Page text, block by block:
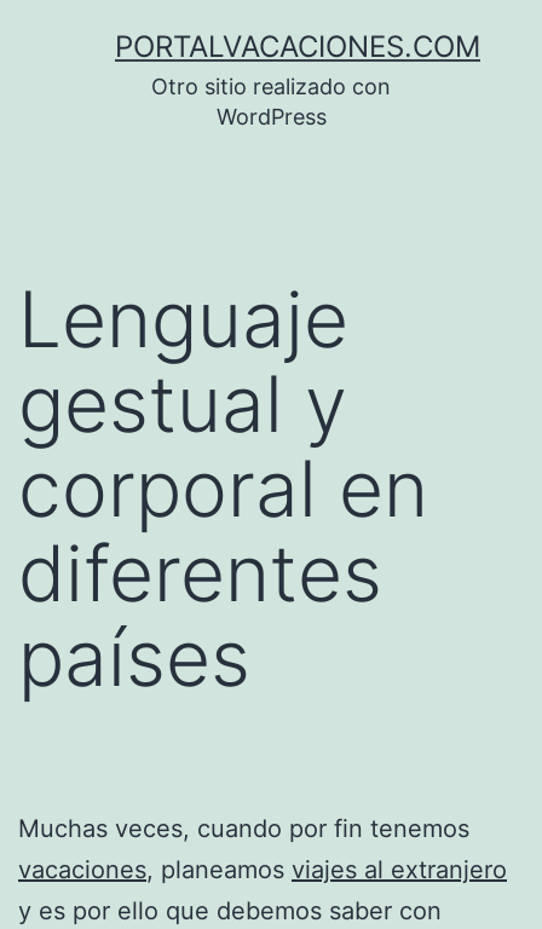
PORTALVACACIONES.COM
Otro sitio realizado con
WordPress
Lenguaje
gestual y
corporal en
diferentes
países
Muchas veces, cuando por fin tenemos
vacaciones, planeamos viajes al extranjero
y es por ello que debemos saber con